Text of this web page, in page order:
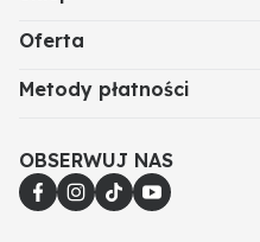
Oferta
Metody płatności
OBSERWUJ NAS